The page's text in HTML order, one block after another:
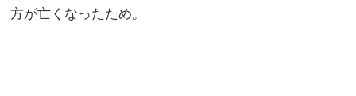
方が亡くなったため。